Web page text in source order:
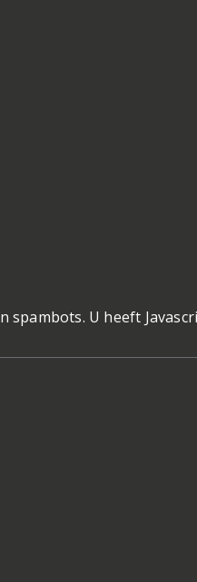
spambots. U heeft